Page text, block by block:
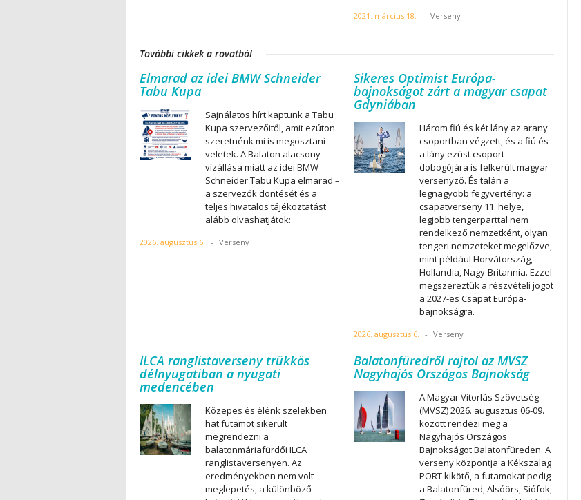
2021. március 18. - Verseny
További cikkek a rovatból
Elmarad az idei BMW Schneider
Tabu Kupa
Sajnálatos hírt kaptunk a Tabu
Kupa szervezőitől, amit ezúton
szeretnénk mi is megosztani
veletek. A Balaton alacsony
vízállása miatt az idei BMW
Schneider Tabu Kupa elmarad –
a szervezők döntését és a
teljes hivatalos tájékoztatást
alább olvashatjátok:
2026. augusztus 6. - Verseny
Sikeres Optimist Európa-
bajnokságot zárt a magyar csapat
Gdyniában
Három fiú és két lány az arany
csoportban végzett, és a fiú és
a lány ezüst csoport
dobogójára is felkerült magyar
versenyző. És talán a
legnagyobb fegyvertény: a
csapatverseny 11. helye,
legjobb tengerparttal nem
rendelkező nemzetként, olyan
tengeri nemzeteket megelőzve,
mint például Horvátország,
Hollandia, Nagy-Britannia. Ezzel
megszereztük a részvételi jogot
a 2027-es Csapat Európa-
bajnokságra.
2026. augusztus 6. - Verseny
ILCA ranglistaverseny trükkös
délnyugatiban a nyugati
medencében
Közepes és élénk szelekben
hat futamot sikerült
megrendezni a
balatonmáriafürdői ILCA
ranglistaversenyen. Az
eredményekben nem volt
meglepetés, a különböző
Balatonfüredről rajtol az MVSZ
Nagyhajós Országos Bajnokság
A Magyar Vitorlás Szövetség
(MVSZ) 2026. augusztus 06-09.
között rendezi meg a
Nagyhajós Országos
Bajnokságot Balatonfüreden. A
verseny központja a Kékszalag
PORT kikötő, a futamokat pedig
a Balatonfüred, Alsóörs, Siófok,